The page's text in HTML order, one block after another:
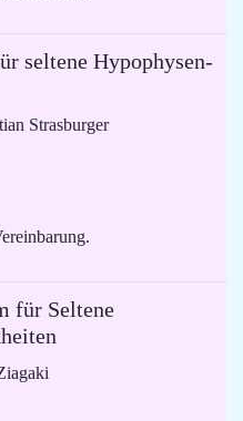
seltene Hypophysen-
Strasburger
für Seltene